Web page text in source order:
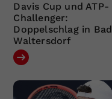
Davis Cup und ATP-
Challenger:
Doppelschlag in Bad
Waltersdorf